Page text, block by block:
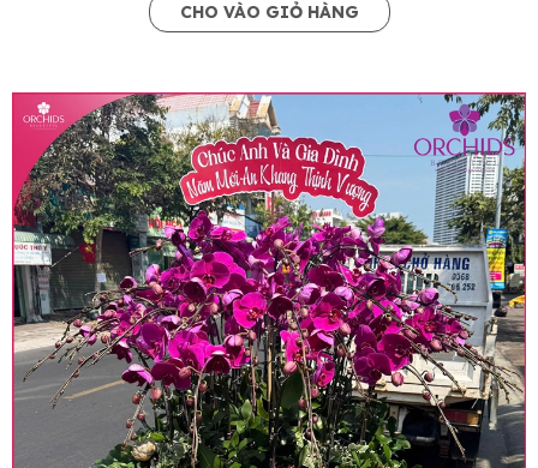
CHO VÀO GIỎ HÀNG